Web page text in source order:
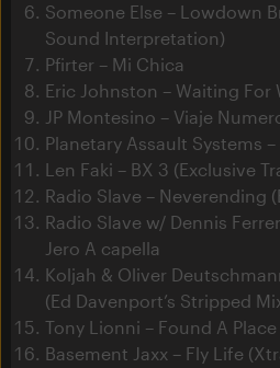
Someone Else – Lowdown
Sound Interpretation)
Pfirter – Mi Chica
Eric Johnston – Waiting For
JP Montesino – Viaje
Planetary Assault Systems
Len Faki – BX 3 (Exclusive
Radio Slave – Neverending
Radio Slave w/ Dennis
Jero A capella
Koljah & Oliver
(Ed Davenport’s Stripped
Tony Lionni – Found A
Basement Jaxx – Fly Life